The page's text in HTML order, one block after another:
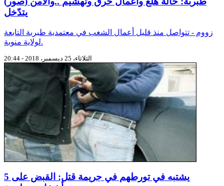
يتدّخل
زووم - تتواصل منذ قليل أعمال الشغب في معتمدية طبربة التابعة
لولاية منوبة.
الثلاثاء، 25 ديسمبر، 2018 - 20:44
يشتبه في تورطهم في جريمة قتل: القبض على 5